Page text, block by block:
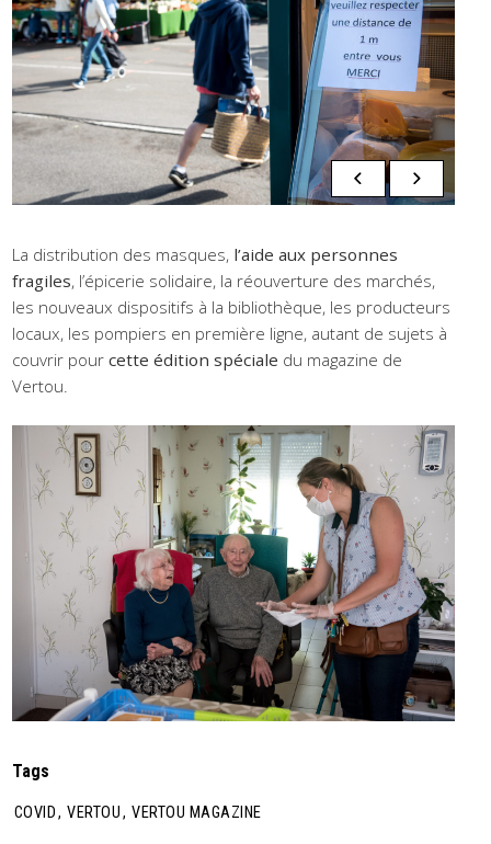
La distribution des masques, l’aide aux personnes
fragiles, l’épicerie solidaire, la réouverture des marchés,
les nouveaux dispositifs à la bibliothèque, les producteurs
locaux, les pompiers en première ligne, autant de sujets à
couvrir pour cette édition spéciale du magazine de
Vertou.
Tags
COVID, VERTOU, VERTOU MAGAZINE